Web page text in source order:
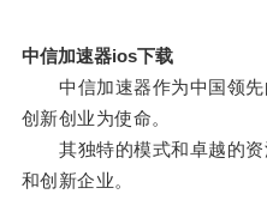
中信加速器ios下载
中信加速器作为中国领先
创新创业为使命。
其独特的模式和卓越的资
和创新企业。